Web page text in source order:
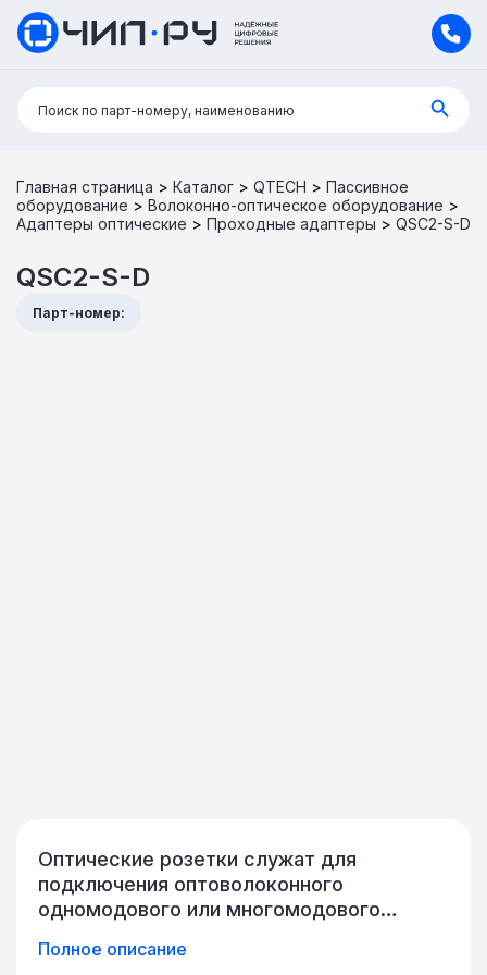
Поиск:
Поиск по парт-номеру, наименованию
Главная страница > Каталог > QTECH > Пассивное
оборудование > Волоконно-оптическое оборудование >
Адаптеры оптические > Проходные адаптеры > QSC2-S-D
QSC2-S-D
Парт-номер:
Оптические розетки служат для
подключения оптоволоконного
одномодового или многомодового
мультиплексоры, транспондеры и т.д.)
Полное описание